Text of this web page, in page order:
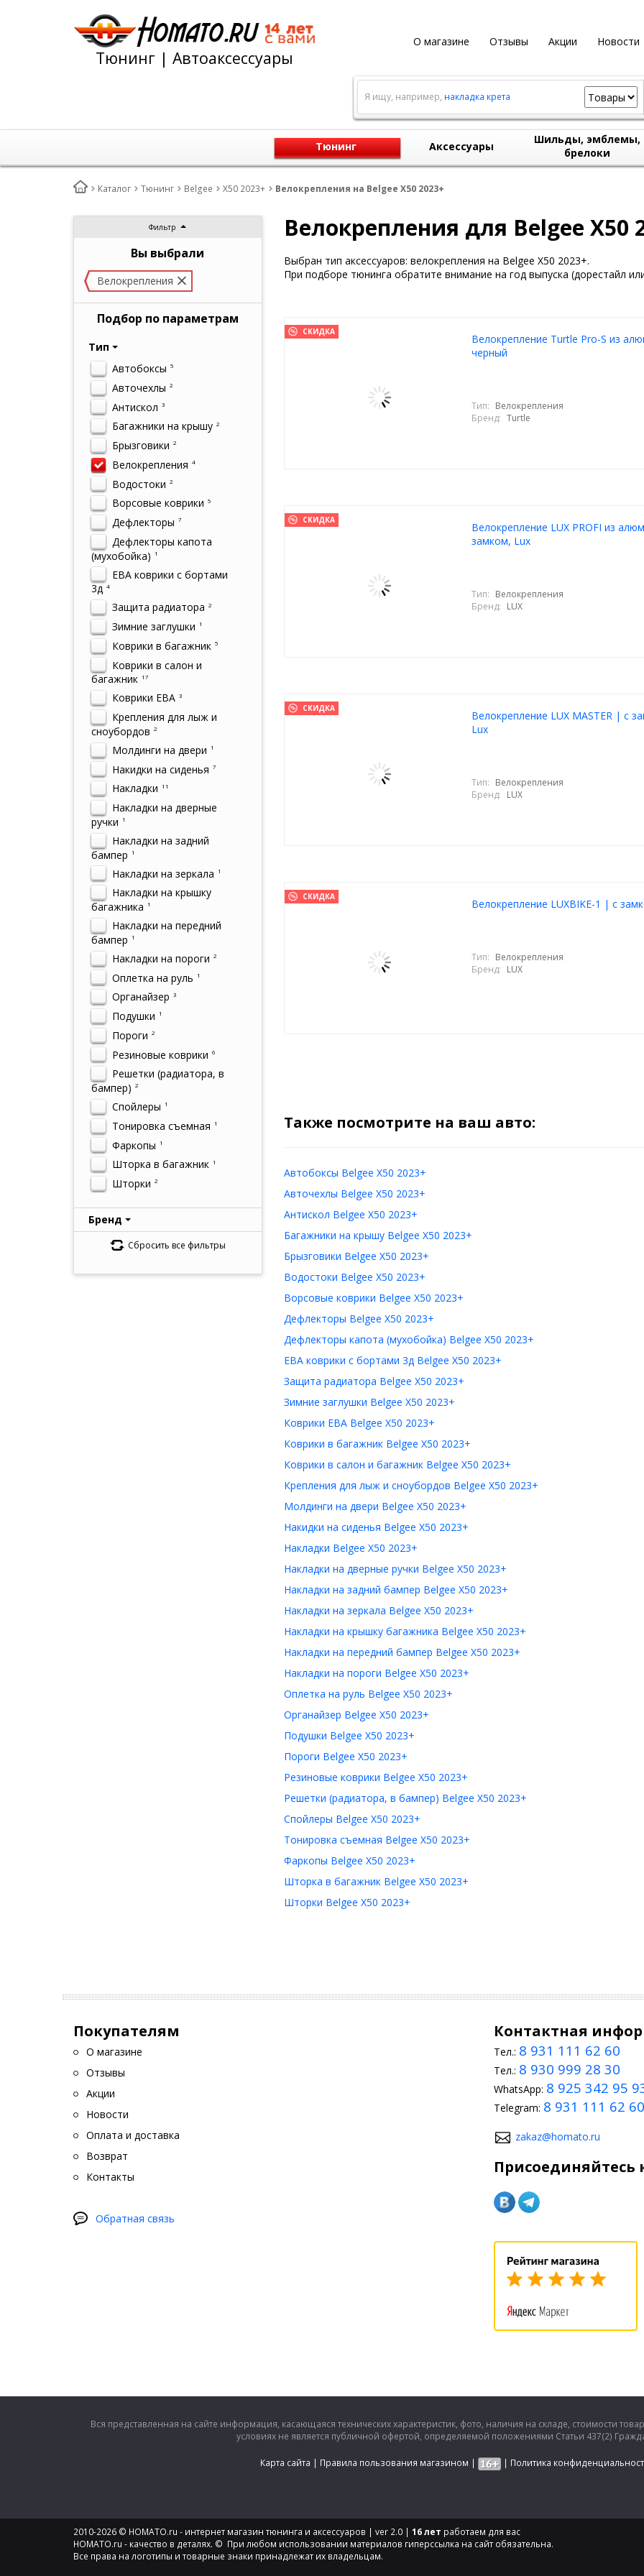
О магазине Отзывы Акции Новости
Тюнинг | Автоаксессуары
Я ищу, например, накладка крета
Тюнинг Аксессуары
Шильды, эмблемы,
брелоки
Каталог Тюнинг Belgee X50 2023+ Велокрепления на Belgee X50 2023+
Фильтр
Вы выбрали
Велокрепления
Подбор по параметрам
Тип
Автобоксы 5
Авточехлы 2
Антискол 3
Багажники на крышу 2
Брызговики 2
Велокрепления 4
Водостоки 2
Ворсовые коврики 5
Дефлекторы 7
Дефлекторы капота
(мухобойка)
1
ЕВА коврики с бортами
3д 4
Защита радиатора 2
Зимние заглушки 1
Коврики в багажник 5
Коврики в салон и
багажник 17
Коврики ЕВА 3
Крепления для лыж и
сноубордов 2
Молдинги на двери 1
Накидки на сиденья 7
Накладки 11
Накладки на дверные
ручки
1
Накладки на задний
бампер
1
Накладки на зеркала 1
Накладки на крышку
багажника
1
Накладки на передний
бампер
1
Накладки на пороги 2
Оплетка на руль 1
Органайзер 3
Подушки 1
Пороги 2
Резиновые коврики 6
Решетки (радиатора, в
бампер) 2
Спойлеры 1
Тонировка съемная 1
Фаркопы 1
Шторка в багажник 1
Шторки 2
Бренд
Сбросить все фильтры
Велокрепления для Belgee X50
Выбран тип аксессуаров: велокрепления на Belgee X50 2023+.
При подборе тюнинга обратите внимание на год выпуска (дорестайл
СКИДКА
Велокрепление Turtle Pro-S из
черный
Тип: Велокрепления
Бренд: Turtle
СКИДКА
Велокрепление LUX PROFI из
замком, Lux
Тип: Велокрепления
Бренд: LUX
СКИДКА
Велокрепление LUX MASTER | с
Lux
Тип: Велокрепления
Бренд: LUX
СКИДКА
Велокрепление LUXBIKE-1 | с
Тип: Велокрепления
Бренд: LUX
Также посмотрите на ваш авто:
Автобоксы Belgee X50 2023+
Авточехлы Belgee X50 2023+
Антискол Belgee X50 2023+
Багажники на крышу Belgee X50 2023+
Брызговики Belgee X50 2023+
Водостоки Belgee X50 2023+
Ворсовые коврики Belgee X50 2023+
Дефлекторы Belgee X50 2023+
Дефлекторы капота (мухобойка) Belgee X50 2023+
ЕВА коврики с бортами 3д Belgee X50 2023+
Защита радиатора Belgee X50 2023+
Зимние заглушки Belgee X50 2023+
Коврики ЕВА Belgee X50 2023+
Коврики в багажник Belgee X50 2023+
Коврики в салон и багажник Belgee X50 2023+
Крепления для лыж и сноубордов Belgee X50 2023+
Молдинги на двери Belgee X50 2023+
Накидки на сиденья Belgee X50 2023+
Накладки Belgee X50 2023+
Накладки на дверные ручки Belgee X50 2023+
Накладки на задний бампер Belgee X50 2023+
Накладки на зеркала Belgee X50 2023+
Накладки на крышку багажника Belgee X50 2023+
Накладки на передний бампер Belgee X50 2023+
Накладки на пороги Belgee X50 2023+
Оплетка на руль Belgee X50 2023+
Органайзер Belgee X50 2023+
Подушки Belgee X50 2023+
Пороги Belgee X50 2023+
Резиновые коврики Belgee X50 2023+
Решетки (радиатора, в бампер) Belgee X50 2023+
Спойлеры Belgee X50 2023+
Тонировка съемная Belgee X50 2023+
Фаркопы Belgee X50 2023+
Шторка в багажник Belgee X50 2023+
Шторки Belgee X50 2023+
Покупателям
О магазине
Отзывы
Акции
Новости
Оплата и доставка
Возврат
Контакты
Обратная связь
Контактная
Тел.: 8 931 111 62 60
Тел.: 8 930 999 28 30
WhatsApp: 8 925 342 95
Telegram: 8 931 111 62 60
zakaz@homato.ru
Присоединяйтесь
Вся представленная на сайте информация, касающаяся технических характеристик, фото, наличия на складе, стоимости
условиях не является публичной офертой, определяемой положениями Статьи 437(2)
Карта сайта | Правила пользования магазином | | Политика
2010-2026 © HOMATO.ru - интернет магазин тюнинга и аксессуаров | ver 2.0 | 16 лет работаем для вас
HOMATO.ru - качество в деталях. © При любом использовании материалов гиперссылка на сайт обязательна.
Все права на логотипы и товарные знаки принадлежат их владельцам.